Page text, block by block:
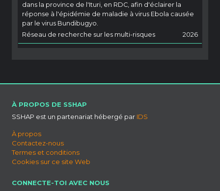
dans la province de l'Ituri, en RDC, afin d'éclairer la
réponse à l'épidémie de maladie à virus Ebola causée
par le virus Bundibugyo.
Réseau de recherche sur les multi-risques
2026
À PROPOS DE SSHAP
SSHAP est un partenariat hébergé par IDS
À propos
Contactez-nous
Termes et conditions
Cookies sur ce site Web
CONNECTE-TOI AVEC NOUS